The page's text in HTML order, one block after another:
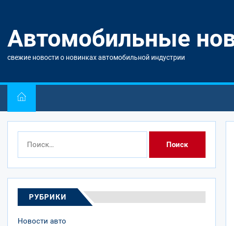
содержимому
Автомобильные
свежие новости о новинках автомобильной индустрии
РУБРИКИ
Новости авто